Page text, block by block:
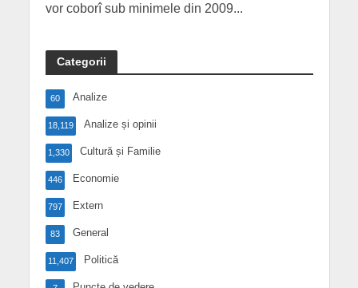
vor coborî sub minimele din 2009...
Categorii
Analize
60
Analize și opinii
18,119
Cultură și Familie
1,330
Economie
446
Extern
797
General
83
Politică
11,407